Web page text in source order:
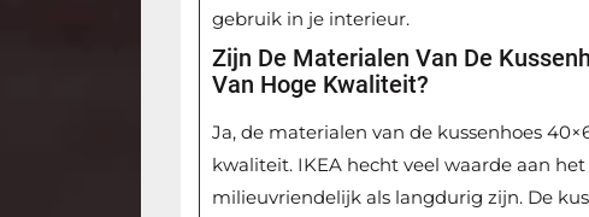
gebruik in je interieur.
Zijn De Materialen Van De
Van Hoge Kwaliteit?
Ja, de materialen van de kussenhoes
kwaliteit. IKEA hecht veel waarde aan
milieuvriendelijk als langdurig zijn. De